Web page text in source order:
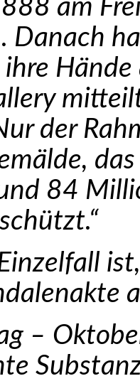
am
Danach
der
84
Oktober